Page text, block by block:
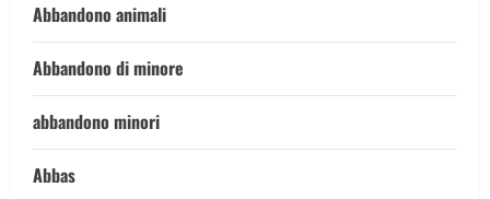
Abbandono animali
Abbandono di minore
abbandono minori
Abbas